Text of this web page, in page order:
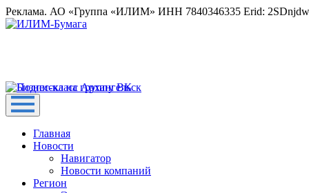
Реклама. АО «Группа «ИЛИМ» ИНН 7840346335 Erid:
Главная
Новости
Навигатор
Новости компаний
Регион